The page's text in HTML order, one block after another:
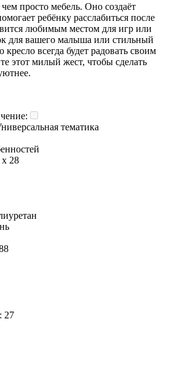
просто мебель. Оно создаёт
ребёнку расслабиться после
любимым местом для игр или
для вашего малыша или стильный
кресло всегда будет радовать своим
этот милый жест, чтобы сделать
тематика
х 28
27